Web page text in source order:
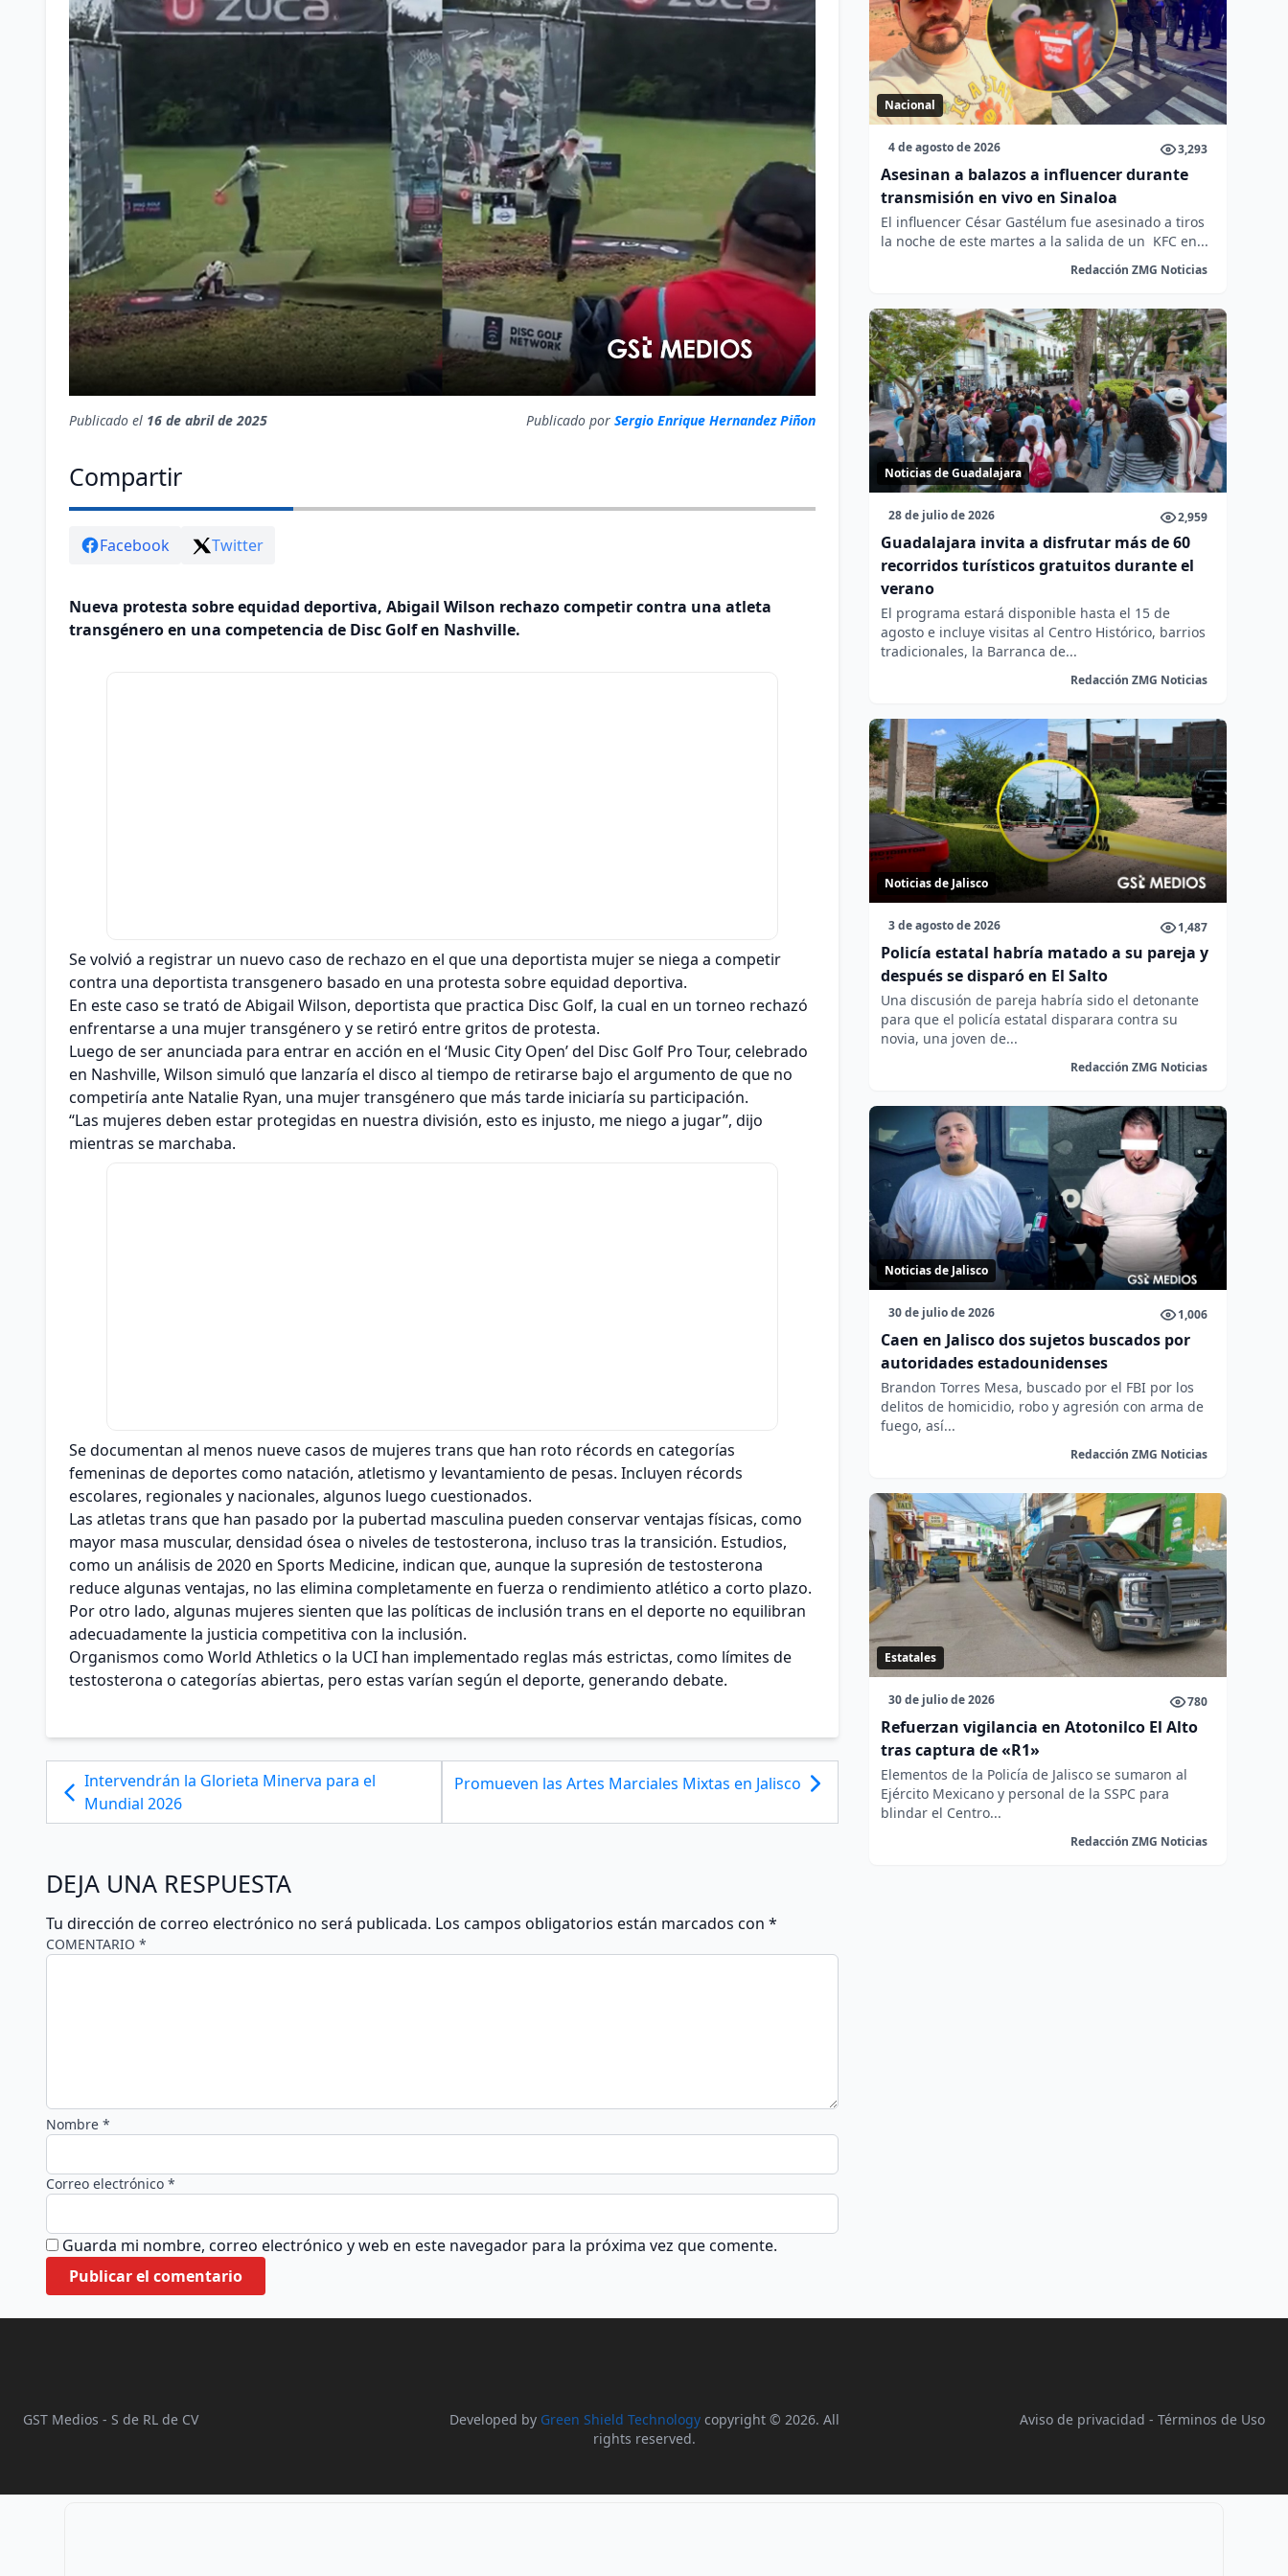
Publicado el 16 de abril de 2025 Publicado por Sergio Enrique Hernandez Piñon
Compartir
Facebook Twitter
Nueva protesta sobre equidad deportiva, Abigail Wilson rechazo competir contra una atleta
transgénero en una competencia de Disc Golf en Nashville.
Se volvió a registrar un nuevo caso de rechazo en el que una deportista mujer se niega a competir
contra una deportista transgenero basado en una protesta sobre equidad deportiva.
En este caso se trató de Abigail Wilson, deportista que practica Disc Golf, la cual en un torneo rechazó
enfrentarse a una mujer transgénero y se retiró entre gritos de protesta.
Luego de ser anunciada para entrar en acción en el ‘Music City Open’ del Disc Golf Pro Tour, celebrado
en Nashville, Wilson simuló que lanzaría el disco al tiempo de retirarse bajo el argumento de que no
competiría ante Natalie Ryan, una mujer transgénero que más tarde iniciaría su participación.
“Las mujeres deben estar protegidas en nuestra división, esto es injusto, me niego a jugar”, dijo
mientras se marchaba.
Se documentan al menos nueve casos de mujeres trans que han roto récords en categorías
femeninas de deportes como natación, atletismo y levantamiento de pesas. Incluyen récords
escolares, regionales y nacionales, algunos luego cuestionados.
Las atletas trans que han pasado por la pubertad masculina pueden conservar ventajas físicas, como
mayor masa muscular, densidad ósea o niveles de testosterona, incluso tras la transición. Estudios,
como un análisis de 2020 en Sports Medicine, indican que, aunque la supresión de testosterona
reduce algunas ventajas, no las elimina completamente en fuerza o rendimiento atlético a corto plazo.
Por otro lado, algunas mujeres sienten que las políticas de inclusión trans en el deporte no equilibran
adecuadamente la justicia competitiva con la inclusión.
Organismos como World Athletics o la UCI han implementado reglas más estrictas, como límites de
testosterona o categorías abiertas, pero estas varían según el deporte, generando debate.
Intervendrán la Glorieta Minerva para el
Mundial 2026
Promueven las Artes Marciales Mixtas en Jalisco
DEJA UNA RESPUESTA
Tu dirección de correo electrónico no será publicada. Los campos obligatorios están marcados con *
COMENTARIO *
Nombre *
Correo electrónico *
Guarda mi nombre, correo electrónico y web en este navegador para la próxima vez que comente.
Nacional
4 de agosto de 2026 3,293
Asesinan a balazos a influencer durante
transmisión en vivo en Sinaloa
El influencer César Gastélum fue asesinado a tiros
la noche de este martes a la salida de un KFC en...
Redacción ZMG Noticias
Noticias de Guadalajara
28 de julio de 2026 2,959
Guadalajara invita a disfrutar más de 60
recorridos turísticos gratuitos durante el
verano
El programa estará disponible hasta el 15 de
agosto e incluye visitas al Centro Histórico, barrios
tradicionales, la Barranca de...
Redacción ZMG Noticias
Noticias de Jalisco
3 de agosto de 2026 1,487
Policía estatal habría matado a su pareja y
después se disparó en El Salto
Una discusión de pareja habría sido el detonante
para que el policía estatal disparara contra su
novia, una joven de...
Redacción ZMG Noticias
Noticias de Jalisco
30 de julio de 2026 1,006
Caen en Jalisco dos sujetos buscados por
autoridades estadounidenses
Brandon Torres Mesa, buscado por el FBI por los
delitos de homicidio, robo y agresión con arma de
fuego, así...
Redacción ZMG Noticias
Estatales
30 de julio de 2026 780
Refuerzan vigilancia en Atotonilco El Alto
tras captura de «R1»
Elementos de la Policía de Jalisco se sumaron al
Ejército Mexicano y personal de la SSPC para
blindar el Centro...
Redacción ZMG Noticias
GST Medios - S de RL de CV Developed by Green Shield Technologycopyright © 2026. All
rights reserved.
Aviso de privacidad - Términos de Uso